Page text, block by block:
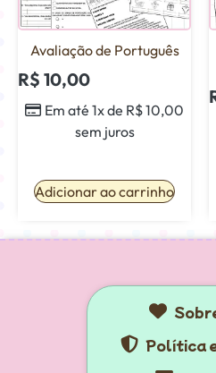
Avaliação de Português
R$ 10,00
Em até 1x de R$10,00
sem juros
Adicionar ao carrinho
Política